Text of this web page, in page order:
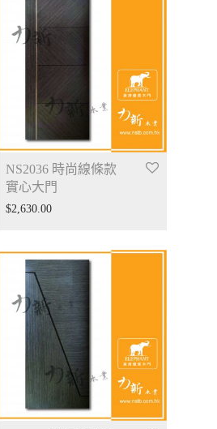
NS2036 時尚線條款
實心大門
$2,630.00